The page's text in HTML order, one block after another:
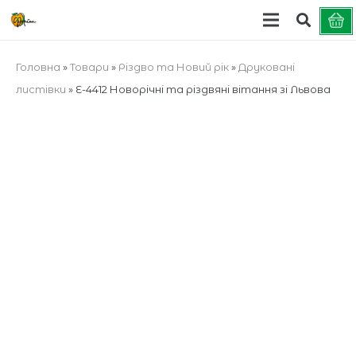
Головна »Товари » Різдво та Новий рік» Друковані
листівки » E-4412 Новорічні та різдвяні вітання зі Львова